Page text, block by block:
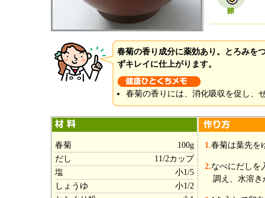
春菊の香り成分に薬効あり。とろみを
ずキレイに仕上がります。
春菊の香りには、消化吸収を促し、
春菊
100g
だし
11/2カップ
塩
小1/5
しょうゆ
小1/2
1.春菊は葉先を
2.なべにだしを
調え、水溶